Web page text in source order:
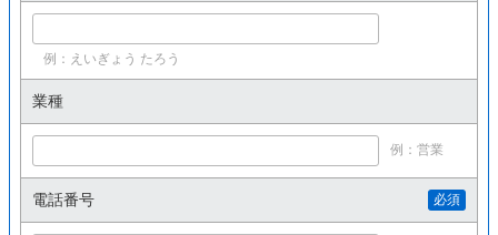
例：えいぎょう たろう
業種
例：営業
電話番号 必須